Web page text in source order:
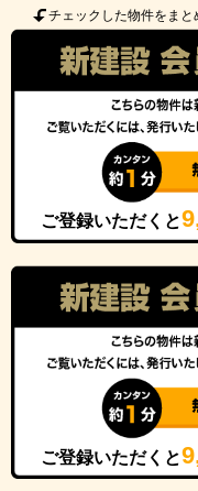
チェックした物件をまと
ご登録いただくと
ご登録いただくと